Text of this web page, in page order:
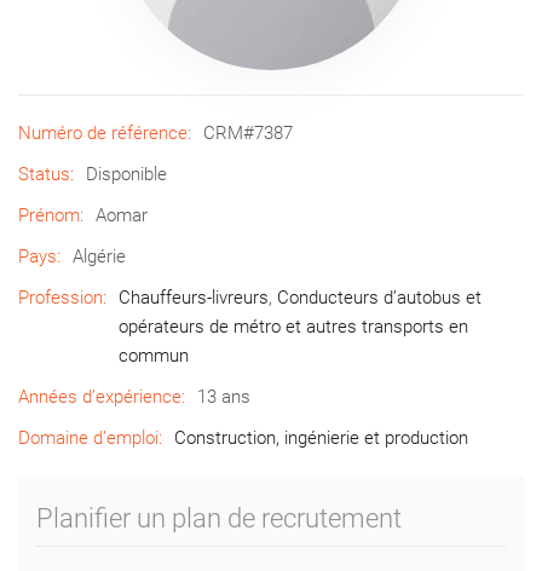
Numéro de référence:
CRM#7387
Status:
Disponible
Prénom:
Aomar
Pays:
Algérie
Profession:
Chauffeurs-livreurs, Conducteurs d’autobus et
opérateurs de métro et autres transports en
commun
Années d’expérience:
13 ans
Domaine d’emploi:
Construction, ingénierie et production
Planifier un plan de recrutement